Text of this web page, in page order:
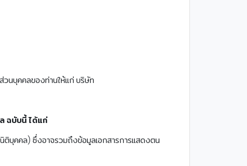
วนบุคคลของท่านให้แก่ บริษัท
ฉบับนี้ ได้แก่
บุคคล) ซึ่งอาจรวมถึงข้อมูลเอกสารการแสดงตน